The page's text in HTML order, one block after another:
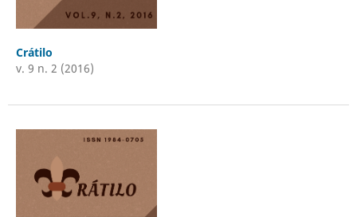
Crátilo
v. 9 n. 2 (2016)